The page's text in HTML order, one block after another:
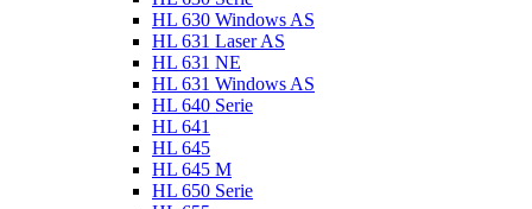
HL 630 Windows AS
HL 631 Laser AS
HL 631 NE
HL 631 Windows AS
HL 640 Serie
HL 641
HL 645
HL 645 M
HL 650 Serie